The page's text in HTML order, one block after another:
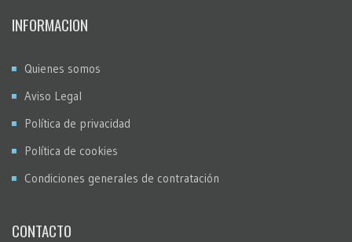
INFORMACION
Quienes somos
Aviso Legal
Política de privacidad
Política de cookies
Condiciones generales de contratación
CONTACTO